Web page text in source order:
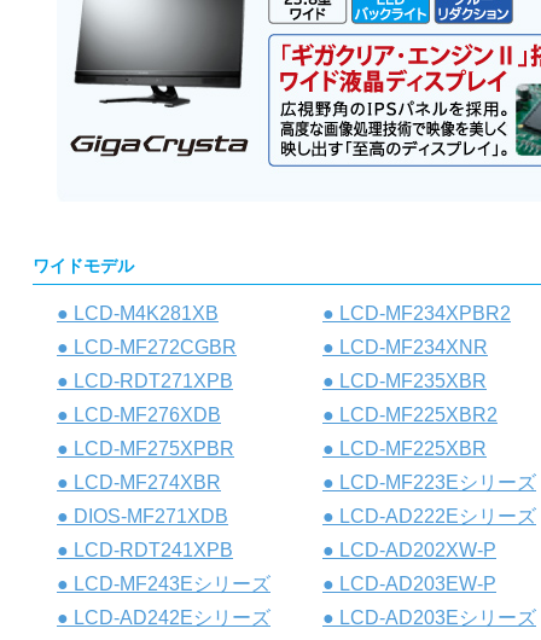
ワイドモデル
● LCD-M4K281XB
● LCD-MF272CGBR
● LCD-RDT271XPB
● LCD-MF276XDB
● LCD-MF275XPBR
● LCD-MF274XBR
● DIOS-MF271XDB
● LCD-RDT241XPB
● LCD-MF243Eシリーズ
● LCD-AD242Eシリーズ
● LCD-MF234XPBR2
● LCD-MF234XNR
● LCD-MF235XBR
● LCD-MF225XBR2
● LCD-MF225XBR
● LCD-MF223Eシリーズ
● LCD-AD222Eシリーズ
● LCD-AD202XW-P
● LCD-AD203EW-P
● LCD-AD203Eシリーズ